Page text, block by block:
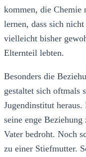
kommen, die
lernen, dass sich
vielleicht bisher
Elternteil lebten.
Besonders die
gestaltet sich oftmals
Jugendinstitut
seine enge
Vater bedroht. Noch
zu einer Stiefmutter.